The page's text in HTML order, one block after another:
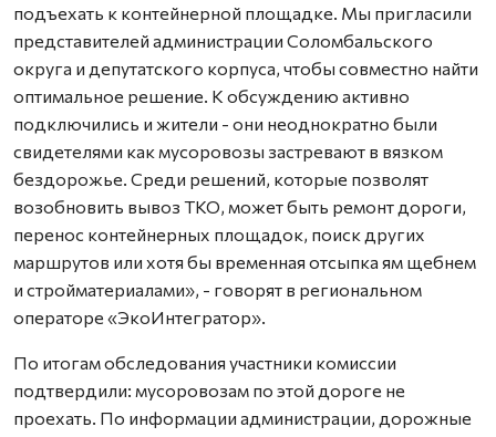
подъехать к контейнерной площадке. Мы пригласили
представителей администрации Соломбальского
округа и депутатского корпуса, чтобы совместно найти
оптимальное решение. К обсуждению активно
подключились и жители - они неоднократно были
свидетелями как мусоровозы застревают в вязком
бездорожье. Среди решений, которые позволят
возобновить вывоз ТКО, может быть ремонт дороги,
перенос контейнерных площадок, поиск других
маршрутов или хотя бы временная отсыпка ям щебнем
и стройматериалами», - говорят в региональном
операторе «ЭкоИнтегратор».
По итогам обследования участники комиссии
подтвердили: мусоровозам по этой дороге не
проехать. По информации администрации, дорожные